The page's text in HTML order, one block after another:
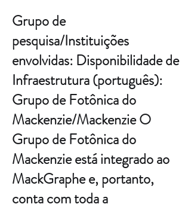
Grupo de
pesquisa/Instituições
envolvidas: Disponibilidade de
Infraestrutura (português):
Grupo de Fotônica do
Mackenzie/Mackenzie O
Grupo de Fotônica do
Mackenzie está integrado ao
MackGraphe e, portanto,
conta com toda a